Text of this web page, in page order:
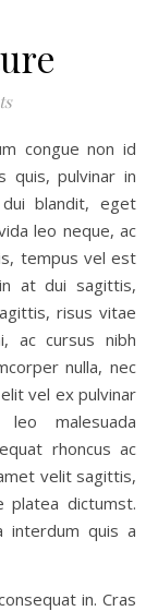
quis, pulvinar in
blandit, eget
leo neque, ac
tempus vel est
at dui sagittis,
risus vitae
ac cursus nibh
nulla, nec
vel ex pulvinar
malesuada
rhoncus ac
velit sagittis,
platea dictumst.
interdum quis a
in. Cras